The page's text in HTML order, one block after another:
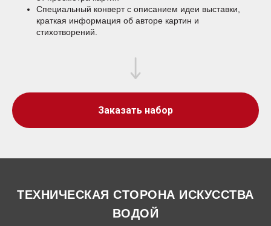
Специальный конверт с описанием идеи выставки,
краткая информация об авторе картин и
стихотворений.
Заказать набор
ТЕХНИЧЕСКАЯ СТОРОНА ИСКУССТВА
ВОДОЙ